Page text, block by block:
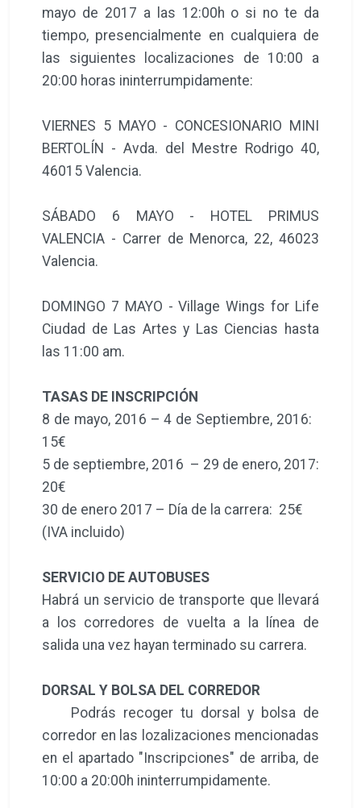
mayo de 2017 a las 12:00h o si no te da
tiempo, presencialmente en cualquiera de
las siguientes localizaciones de 10:00 a
20:00 horas ininterrumpidamente:
VIERNES 5 MAYO - CONCESIONARIO MINI
BERTOLÍN - Avda. del Mestre Rodrigo 40,
46015 Valencia.
SÁBADO 6 MAYO - HOTEL PRIMUS
VALENCIA - Carrer de Menorca, 22, 46023
Valencia.
DOMINGO 7 MAYO - Village Wings for Life
Ciudad de Las Artes y Las Ciencias hasta
las 11:00 am.
TASAS DE INSCRIPCIÓN
8 de mayo, 2016 – 4 de Septiembre, 2016:
15€
5 de septiembre, 2016 – 29 de enero, 2017:
20€
30 de enero 2017 – Día de la carrera: 25€
(IVA incluido)
SERVICIO DE AUTOBUSES
Habrá un servicio de transporte que llevará
a los corredores de vuelta a la línea de
salida una vez hayan terminado su carrera.
DORSAL Y BOLSA DEL CORREDOR
Podrás recoger tu dorsal y bolsa de
corredor en las lozalizaciones mencionadas
en el apartado "Inscripciones" de arriba, de
10:00 a 20:00h ininterrumpidamente.